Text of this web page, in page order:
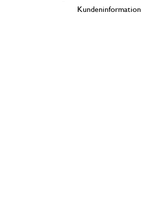
Kundeninformation